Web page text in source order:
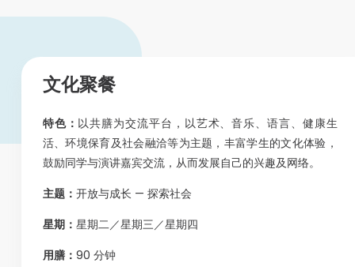
文化聚餐
特色： 以共膳为交流平台，以艺术、音乐、语言、健康生
活、环境保育及社会融洽等为主题，丰富学生的文化体验，
鼓励同学与演讲嘉宾交流，从而发展自己的兴趣及网络。
主题： 开放与成长 — 探索社会
星期： 星期二／星期三／星期四
用膳： 90 分钟